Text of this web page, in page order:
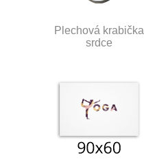
Plechová krabička
srdce